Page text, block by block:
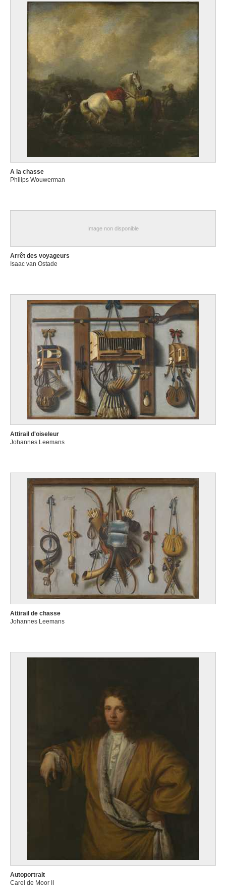
A la chasse
Philips Wouwerman
Image non disponible
Arrêt des voyageurs
Isaac van Ostade
Attirail d'oiseleur
Johannes Leemans
Attirail de chasse
Johannes Leemans
Autoportrait
Carel de Moor II